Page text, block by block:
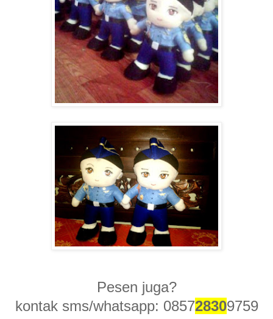
Pesen juga?
kontak sms/whatsapp: 085728309759